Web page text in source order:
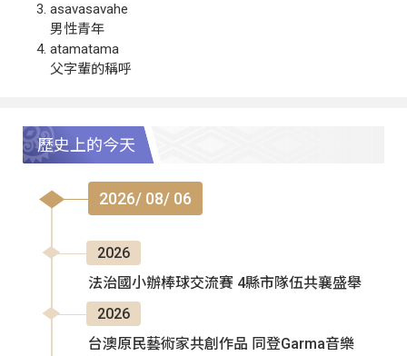
asavasavahe
男性青年
atamatama
父字輩的稱呼
歷史上的今天
2026/ 08/ 06
2026
法治國小辦棒球交流賽 4縣市隊伍共襄盛舉
2026
台澳原民藝術家共創作品 同登Garma音樂